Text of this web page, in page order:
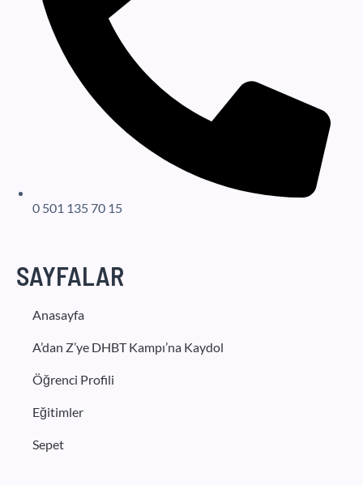
0 501 135 70 15
SAYFALAR
Anasayfa
A’dan Z’ye DHBT Kampı’na Kaydol
Öğrenci Profili
Eğitimler
Sepet